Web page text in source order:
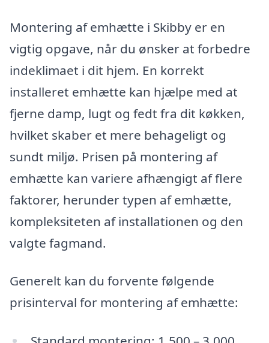
Montering af emhætte i Skibby er en
vigtig opgave, når du ønsker at forbedre
indeklimaet i dit hjem. En korrekt
installeret emhætte kan hjælpe med at
fjerne damp, lugt og fedt fra dit køkken,
hvilket skaber et mere behageligt og
sundt miljø. Prisen på montering af
emhætte kan variere afhængigt af flere
faktorer, herunder typen af emhætte,
kompleksiteten af installationen og den
valgte fagmand.
Generelt kan du forvente følgende
prisinterval for montering af emhætte: